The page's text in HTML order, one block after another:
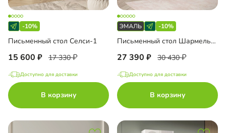
-10%
Письменный стол Селси-1
15 600 17 330
Доступно для доставки
В корзину
-10%
Письменный стол Шармель-4 Лайф Эмаль
27 390 30 430
Доступно для доставки
В корзину